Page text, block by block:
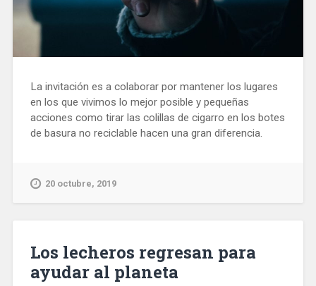
La invitación es a colaborar por mantener los lugares
en los que vivimos lo mejor posible y pequeñas
acciones como tirar las colillas de cigarro en los botes
de basura no reciclable hacen una gran diferencia.
20 octubre, 2019
Los lecheros regresan para
ayudar al planeta